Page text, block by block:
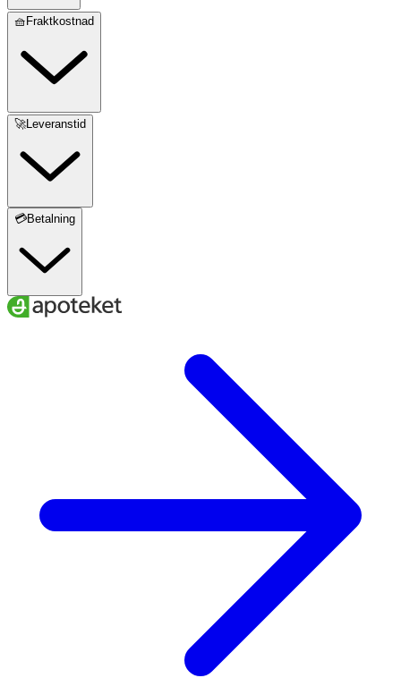
🧺Fraktkostnad
🚀Leveranstid
💳Betalning